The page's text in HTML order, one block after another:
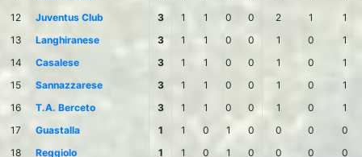
12
Juventus Club 3 1 1 0 0 2 1
1
13
Langhiranese 3 1 1 0 0 1 0
1
14
Casalese 3 1 1 0 0 1 0
1
15
Sannazzarese 3 1 1 0 0 1 0
1
16
T.A. Berceto 3 1 1 0 0 1 0
1
17
Guastalla 1 1 0 1 0 0 0
0
18
Reggiolo 1 1 0 1 0 0 0
0